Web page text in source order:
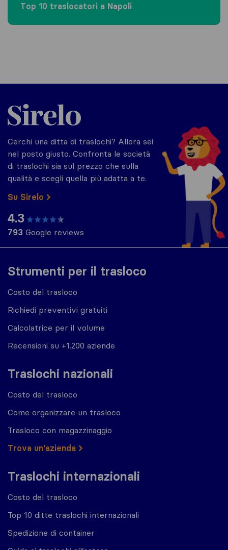
Top 10 traslocatori a Napoli
Strumenti per il trasloco
Costo del trasloco
Richiedi preventivi gratuiti
Calcolatrice per il volume
Recensioni su +1.200 aziende
Traslochi nazionali
Costo del trasloco
Come organizzare un trasloco
Trasloco con magazzinaggio
Trova un'azienda
Traslochi internazionali
Costo del trasloco
Top 10 ditte traslochi internazionali
Spedizione di container
Sirelo.it
Cerchi una ditta di traslochi? Allora sei
nel posto giusto. Confronta le società
di traslochi sia sul prezzo che sulla
qualità e scegli quella più adatta a te.
Su Sirelo
4.3
793 Google reviews